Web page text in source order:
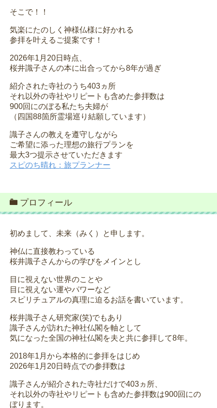
そこで！！
気楽にたのしく神様仏様に好かれる
参拝を叶えるご提案です！
2026年1月20日時点、
桜井識子さんの本に出合ってから8年が過ぎ
紹介された寺社のうち403ヵ所
それ以外の寺社やリピートも含めた参拝数は
900回にのぼる私たち夫婦が
（四国88箇所霊場巡り結願しています）
識子さんの教えを遵守しながら
ご希望に添った理想の旅行プランを
最大3つ提示させていただきます
スピのち晴れ：旅プランナー
プロフィール
初めまして、未来（みく）と申します。
神仏に直接教わっている
桜井識子さんからの学びをメインとし
目に視えない世界のことや
目に視えない運やパワーなど
スピリチュアルの真理に迫るお話を書いています。
桜井識子さん研究家(笑)でもあり
識子さんが訪れた神社仏閣を軸として
気になった全国の神社仏閣を夫と共に参拝して8年。
2018年1月から本格的に参拝をはじめ
2026年1月20日時点での参拝数は
識子さんが紹介された寺社だけで403ヵ所、
それ以外の寺社やリピートも含めた参拝数は900回にの
ぼります。